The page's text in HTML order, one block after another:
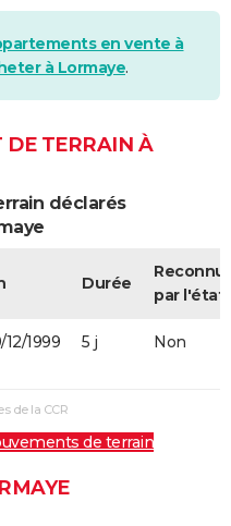
en vente à
à Lormaye.
DE TERRAIN À
déclarés
Durée
par l'état
12/1999 5 j Non
de la CCR
de terrain